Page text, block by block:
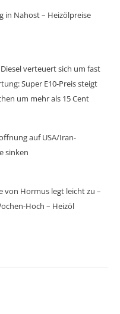
in Nahost – Heizölpreise
verteuert sich um fast
Super E10-Preis steigt
um mehr als 15 Cent
auf USA/Iran-
sinken
von Hormus legt leicht zu –
Hoch – Heizöl